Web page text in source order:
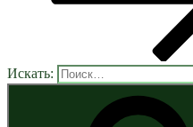
Искать: